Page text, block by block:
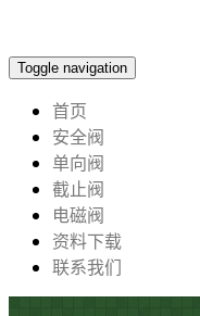
Toggle navigation
首页
安全阀
单向阀
截止阀
电磁阀
资料下载
联系我们